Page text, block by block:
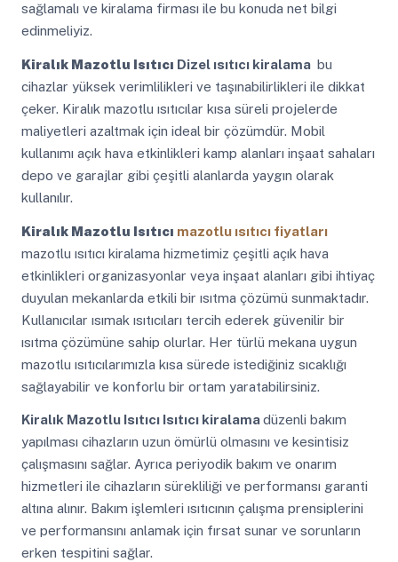
sağlamalı ve kiralama firması ile bu konuda net bilgi
edinmeliyiz.
Kiralık Mazotlu Isıtıcı Dizel ısıtıcı kiralama bu
cihazlar yüksek verimlilikleri ve taşınabilirlikleri ile dikkat
çeker. Kiralık mazotlu ısıtıcılar kısa süreli projelerde
maliyetleri azaltmak için ideal bir çözümdür. Mobil
kullanımı açık hava etkinlikleri kamp alanları inşaat sahaları
depo ve garajlar gibi çeşitli alanlarda yaygın olarak
kullanılır.
Kiralık Mazotlu Isıtıcı mazotlu ısıtıcı fiyatları
mazotlu ısıtıcı kiralama hizmetimiz çeşitli açık hava
etkinlikleri organizasyonlar veya inşaat alanları gibi ihtiyaç
duyulan mekanlarda etkili bir ısıtma çözümü sunmaktadır.
Kullanıcılar ısımak ısıtıcıları tercih ederek güvenilir bir
ısıtma çözümüne sahip olurlar. Her türlü mekana uygun
mazotlu ısıtıcılarımızla kısa sürede istediğiniz sıcaklığı
sağlayabilir ve konforlu bir ortam yaratabilirsiniz.
Kiralık Mazotlu IsıtıcıIsıtıcı kiralamadüzenli bakım
yapılması cihazların uzun ömürlü olmasını ve kesintisiz
çalışmasını sağlar. Ayrıca periyodik bakım ve onarım
hizmetleri ile cihazların sürekliliği ve performansı garanti
altına alınır. Bakım işlemleri ısıtıcının çalışma prensiplerini
ve performansını anlamak için fırsat sunar ve sorunların
erken tespitini sağlar.